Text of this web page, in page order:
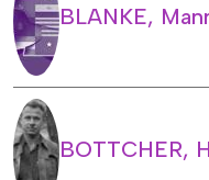
BLANKE,
BOTTCHER,